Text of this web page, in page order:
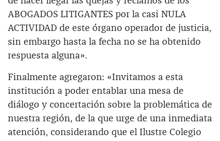
ABOGADOS LITIGANTES por la casi NULA
ACTIVIDAD de este órgano operador de justicia,
sin embargo hasta la fecha no se ha obtenido
respuesta alguna».
Finalmente agregaron: «Invitamos a esta
institución a poder entablar una mesa de
diálogo y concertación sobre la problemática de
nuestra región, de la que urge de una inmediata
atención, considerando que el Ilustre Colegio